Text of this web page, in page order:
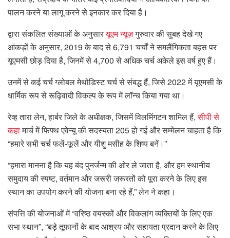
पालन करने या लागू करने से इनकार कर दिया है।
द्वारा संकलित संख्याओं के अनुसारयूएम न्यूज़गुरुवार की सुबह देखे गए
आंकड़ों के अनुसार, 2019 के बाद से 6,791 चर्चों ने समलैंगिकता बहस पर
यूएमसी छोड़ दिया है, जिनमें से 4,700 से अधिक चर्च अकेले इस वर्ष हुए हैं।
उनमें से कई चर्च ग्लोबल मेथोडिस्ट चर्च से संबद्ध हैं, जिसे 2022 में यूएमसी के
धार्मिक रूप से रूढ़िवादी विकल्प के रूप में लॉन्च किया गया था।
रेव्ह तारा लेन, हार्बर जिले के अधीक्षक, जिसमें विलमिंगटन शामिल हैं,सीपी से
कहामार्च में फिफ्थ एवेन्यू की सदस्यता 205 हो गई और सम्मेलन चाहता है कि
“हमारे सभी चर्च फलें-फूलें और यीशु मसीह के शिष्य बनें।”
“हमारा मानना ​​है कि यह बंद पुनर्जन्म की ओर ले जाता है, और हम स्थानीय
समुदाय की स्पष्ट, वर्तमान और जरूरी जरूरतों को पूरा करने के लिए इस
स्थान का उपयोग करने की योजना बना रहे हैं,” लेन ने कहा।
संपत्ति की योजनाओं में “वरिष्ठ वयस्कों और विकलांग व्यक्तियों के लिए एक
सभा स्थान”, “बड़े तूफानों के बाद आश्रय और सहायता प्रदान करने के लिए